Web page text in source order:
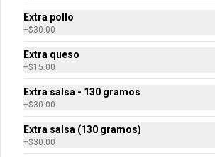
$30.00
Extra salsa -
Extra pollo
+$30.00
Extra queso
+$15.00
Extra salsa - 130 gramos
+$30.00
Extra salsa (130 gramos)
+$30.00